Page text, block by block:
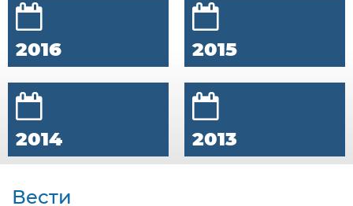
2016 2015
2014 2013
Вести